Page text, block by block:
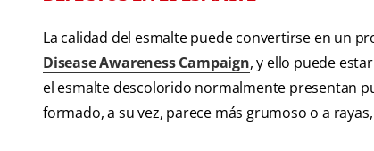
La calidad del esmalte puede convertirse en un
Disease Awareness Campaign, y ello puede
el esmalte descolorido normalmente presentan
formado, a su vez, parece más grumoso o a